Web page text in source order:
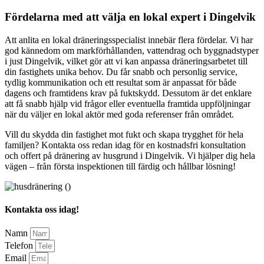
Fördelarna med att välja en lokal expert i Dingelvik
Att anlita en lokal dräneringsspecialist innebär flera fördelar. Vi har
god kännedom om markförhållanden, vattendrag och byggnadstyper
i just Dingelvik, vilket gör att vi kan anpassa dräneringsarbetet till
din fastighets unika behov. Du får snabb och personlig service,
tydlig kommunikation och ett resultat som är anpassat för både
dagens och framtidens krav på fuktskydd. Dessutom är det enklare
att få snabb hjälp vid frågor eller eventuella framtida uppföljningar
när du väljer en lokal aktör med goda referenser från området.
Vill du skydda din fastighet mot fukt och skapa trygghet för hela
familjen? Kontakta oss redan idag för en kostnadsfri konsultation
och offert på dränering av husgrund i Dingelvik. Vi hjälper dig hela
vägen – från första inspektionen till färdig och hållbar lösning!
Kontakta oss idag!
Namn
Telefon
Email